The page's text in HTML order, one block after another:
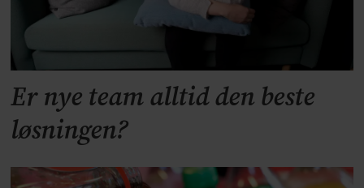
Er nye team alltid den beste
løsningen?